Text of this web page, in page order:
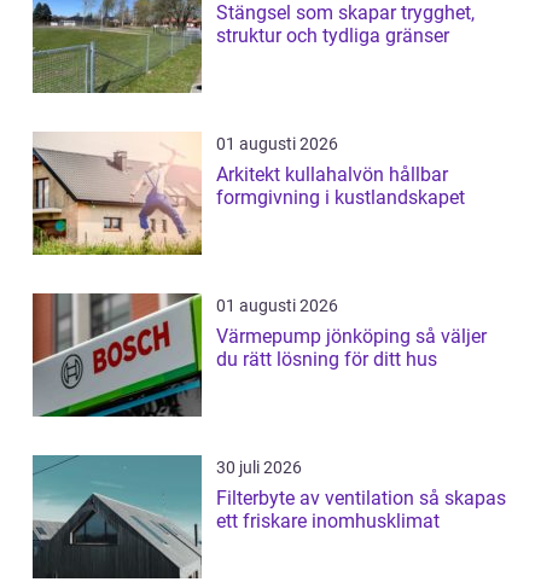
Stängsel som skapar trygghet,
struktur och tydliga gränser
01 augusti 2026
Arkitekt kullahalvön hållbar
formgivning i kustlandskapet
01 augusti 2026
Värmepump jönköping så väljer
du rätt lösning för ditt hus
30 juli 2026
Filterbyte av ventilation så skapas
ett friskare inomhusklimat